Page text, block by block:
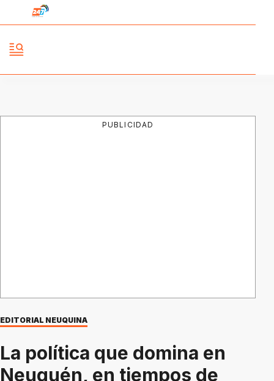
PUBLICIDAD
EDITORIAL NEUQUINA
La política que domina en
Neuquén, en tiempos de